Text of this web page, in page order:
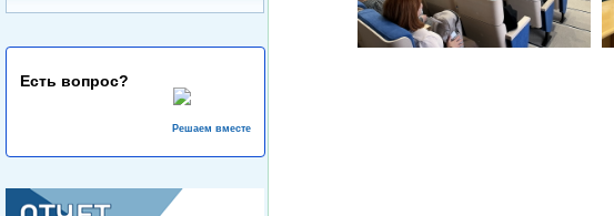
Есть вопрос?
Решаем вместе